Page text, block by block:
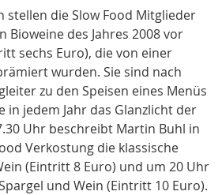
stellen die Slow Food Mitglieder
Bioweine des Jahres 2008 vor
sechs Euro), die von einer
wurden. Sie sind nach
zu den Speisen eines Menüs
in jedem Jahr das Glanzlicht der
Uhr beschreibt Martin Buhl in
Verkostung die klassische
(Eintritt 8 Euro) und um 20 Uhr
und Wein (Eintritt 10 Euro).